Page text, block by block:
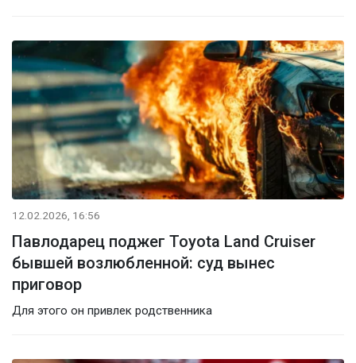
12.02.2026, 16:56
Павлодарец поджег Toyota Land Cruiser
бывшей возлюбленной: суд вынес
приговор
Для этого он привлек родственника